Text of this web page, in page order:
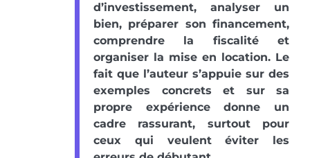
d’investissement, analyser un
bien, préparer son financement,
comprendre la fiscalité et
organiser la mise en location. Le
fait que l’auteur s’appuie sur des
exemples concrets et sur sa
propre expérience donne un
cadre rassurant, surtout pour
ceux qui veulent éviter les